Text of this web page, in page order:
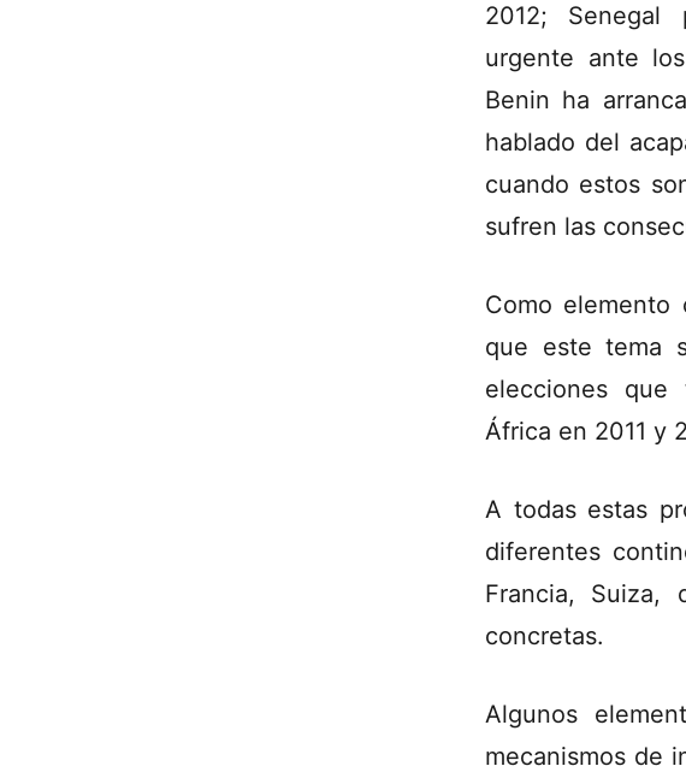
2012;
urgente ante
Benin ha
hablado del
cuando estos
sufren las
Como elemento
que este tema
elecciones
África en 2011 y
A todas estas
diferentes
Francia, Suiza,
concretas.
Algunos
mecanismos de